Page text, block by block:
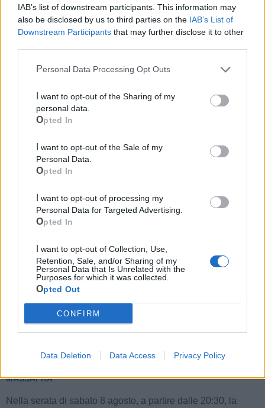
IAB’s list of downstream participants. This information may
also be disclosed by us to third parties on the IAB’s List of
Downstream Participants that may further disclose it to other
Personal Data Processing Opt Outs
personal data.
Opted In
Personal Data.
Opted In
Personal Data for Targeted Advertising.
Opted In
Retention, Sale, and/or Sharing of my
Personal Data that Is Unrelated with the
Purposes for which it was collected.
Opted Out
CONFIRM
Data Deletion Data Access Privacy Policy
Cia Agricoltori Italiani | Puglia - Area Due
Mari
Due Mari
Le ultime notizie di Massafra
572
Verde Mare Music Fest: a Massafra la
notte dei Vasconnessi
MASSAFRA
Nella serata di sabato 8 agosto, a partire dalle 20:30, la